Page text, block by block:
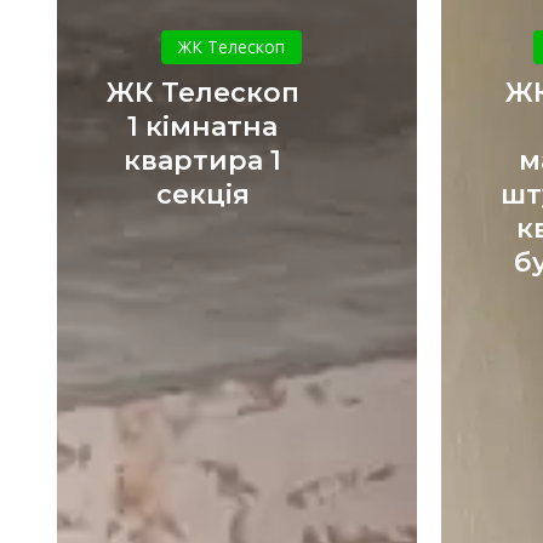
Телескоп
1
кімнатна
квартира
1
секція
ЖК Телескоп
ЖК Телескоп
1 кімнатна
квартира 1
секція